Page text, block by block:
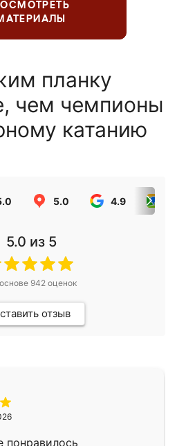
планку
чем чемпионы
катанию
5.0 4.9
5.0 из 5
942оценок
отзыв
понравилось